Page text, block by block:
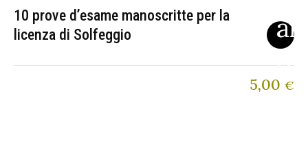
10 prove d’esame manoscritte per la
licenza di Solfeggio
5,00 €